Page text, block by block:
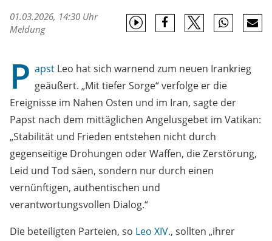
01.03.2026, 14:30 Uhr
Meldung
P apst Leo hat sich warnend zum neuen Irankrieg
geäußert. „Mit tiefer Sorge“ verfolge er die
Ereignisse im Nahen Osten und im Iran, sagte der
Papst nach dem mittäglichen Angelusgebet im Vatikan:
„Stabilität und Frieden entstehen nicht durch
gegenseitige Drohungen oder Waffen, die Zerstörung,
Leid und Tod säen, sondern nur durch einen
vernünftigen, authentischen und
verantwortungsvollen Dialog.“
Die beteiligten Parteien, so Leo XIV., sollten „ihrer